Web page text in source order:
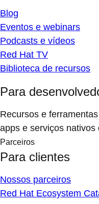
Blog
Eventos e webinars
Podcasts e vídeos
Red Hat TV
Biblioteca de recursos
Para
Recursos e
apps e serviços nativos
Parceiros
Para clientes
Nossos parceiros
Red Hat Ecosystem